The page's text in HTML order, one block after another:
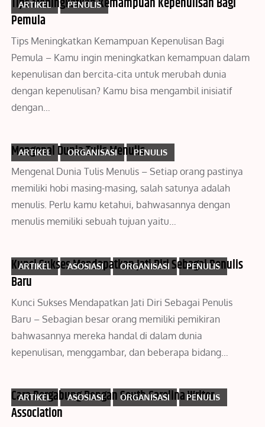
ARTIKEL PENULIS
Tips Meningkatkan Kemampuan Kepenulisan Bagi
Pemula
Tips Meningkatkan Kemampuan Kepenulisan Bagi
Pemula – Kamu ingin meningkatkan kemampuan dalam
kepenulisan dan bercita-cita untuk merubah dunia
dengan kepenulisan? Kamu bisa mengambil inisiatif
dengan…
ARTIKEL ORGANISASI PENULIS
Mengenal Dunia Tulis Menulis
Mengenal Dunia Tulis Menulis – Setiap orang pastinya
memiliki hobi masing-masing, salah satunya adalah
menulis. Perlu kamu ketahui, bahwasannya dengan
menulis memiliki sebuah tujuan yaitu…
ARTIKEL ASOSIASI ORGANISASI PENULIS
Kunci Sukses Mendapatkan Jati Diri Sebagai Penulis
Baru
Kunci Sukses Mendapatkan Jati Diri Sebagai Penulis
Baru – Sebagian besar orang memiliki pemikiran
bahwasannya mereka handal di dalam dunia
kepenulisan, menggambar, dan beberapa bidang…
ARTIKEL ASOSIASI ORGANISASI PENULIS
Cara Bergabung Dengan South Carolina Writer
Association